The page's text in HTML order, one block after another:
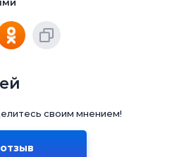
своим мнением!